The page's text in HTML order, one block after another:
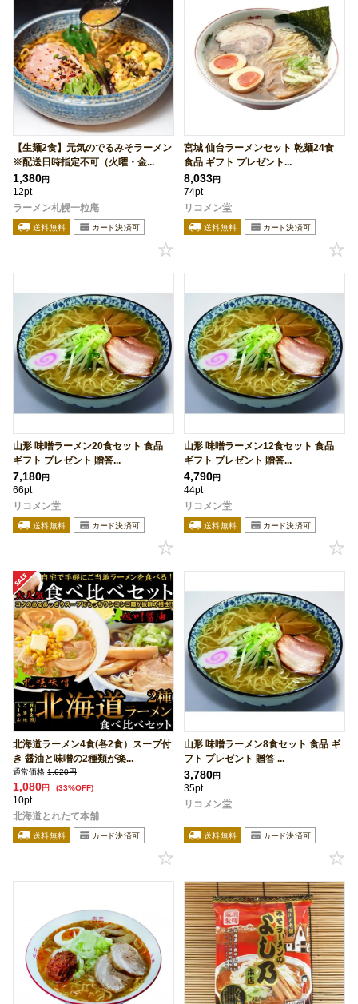
【生麺2食】元気のでるみそラーメン
※配送日時指定不可（火曜・金...
1,380円
12pt
ラーメン札幌一粒庵
宮城 仙台ラーメンセット 乾麺24食
食品 ギフト プレゼント...
8,033円
74pt
リコメン堂
山形 味噌ラーメン20食セット 食品
ギフト プレゼント 贈答...
7,180円
66pt
リコメン堂
山形 味噌ラーメン12食セット 食品
ギフト プレゼント 贈答...
4,790円
44pt
リコメン堂
北海道ラーメン4食(各2食）スープ付
き 醤油と味噌の2種類が楽...
通常価格 1,620円
1,080円 (33%OFF)
10pt
北海道とれたて本舗
山形 味噌ラーメン8食セット 食品 ギ
フト プレゼント 贈答 ...
3,780円
35pt
リコメン堂